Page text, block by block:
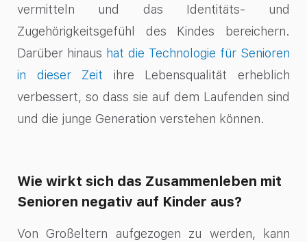
vermitteln und das Identitäts- und
Zugehörigkeitsgefühl des Kindes bereichern.
Darüber hinaus hat die Technologie für Senioren
in dieser Zeit ihre Lebensqualität erheblich
verbessert, so dass sie auf dem Laufenden sind
und die junge Generation verstehen können.
Wie wirkt sich das Zusammenleben mit
Senioren negativ auf Kinder aus?
Von Großeltern aufgezogen zu werden, kann